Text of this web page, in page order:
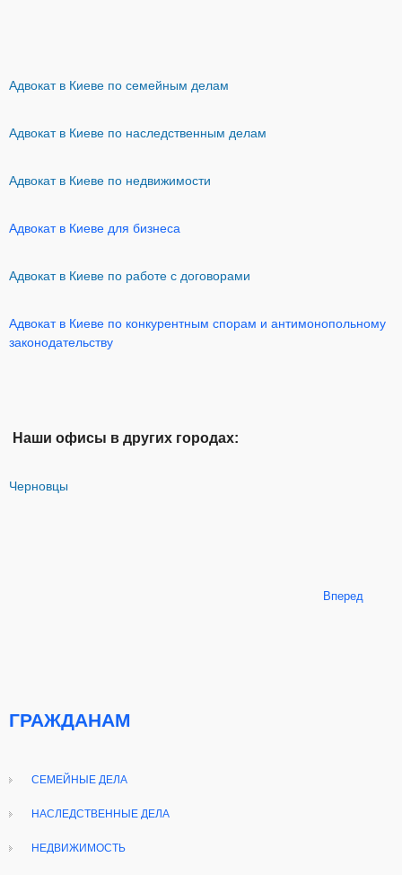
ГРАЖДАНАМ
СЕМЕЙНЫЕ ДЕЛА
НАСЛЕДСТВЕННЫЕ ДЕЛА
НЕДВИЖИМОСТЬ
Адвокат в Киеве по семейным делам
Адвокат в Киеве по наследственным делам
Адвокат в Киеве по недвижимости
Адвокат в Киеве для бизнеса
Адвокат в Киеве по работе с договорами
Адвокат в Киеве по конкурентным спорам и антимонопольному
законодательству
Наши офисы в других городах:
Черновцы
Вперед